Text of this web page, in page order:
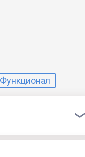
Функционал